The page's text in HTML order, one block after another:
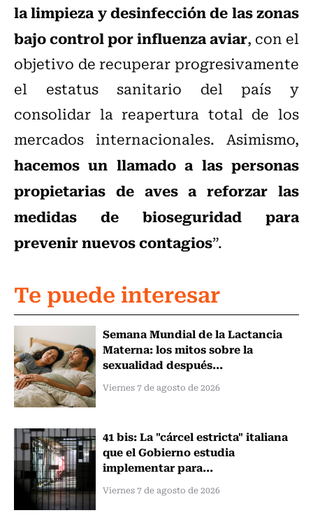
la limpieza y desinfección de las zonas
bajo control por influenza aviar, con el
objetivo de recuperar progresivamente
el estatus sanitario del país y
consolidar la reapertura total de los
mercados internacionales. Asimismo,
hacemos un llamado a las personas
propietarias de aves a reforzar las
medidas de bioseguridad para
prevenir nuevos contagios”.
Te puede interesar
Semana Mundial de la Lactancia
Materna: los mitos sobre la
sexualidad después...
Viernes 7 de agosto de 2026
41 bis: La "cárcel estricta" italiana
que el Gobierno estudia
implementar para...
Viernes 7 de agosto de 2026